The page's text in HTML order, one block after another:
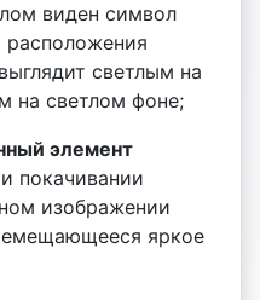
виден символ
расположения
светлым на
на светлом фоне;
элемент
покачивании
изображении
яркое